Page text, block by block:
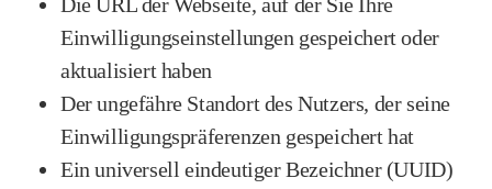
Einwilligungseinstellungen gespeichert oder
aktualisiert haben
Der ungefähre Standort des Nutzers, der seine
Einwilligungspräferenzen gespeichert hat
Ein universell eindeutiger Bezeichner (UUID)